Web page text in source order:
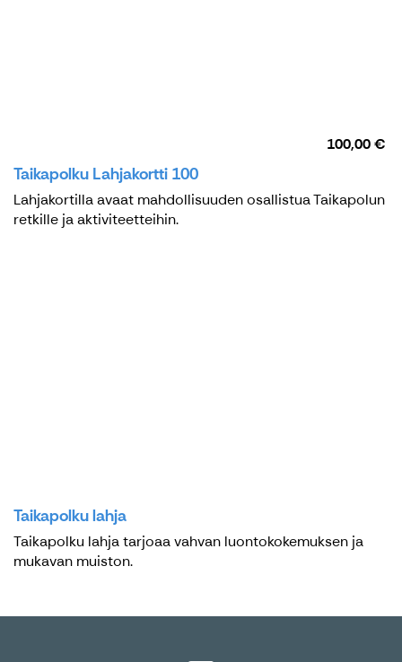
100,00 €
Taikapolku Lahjakortti 100
Lahjakortilla avaat mahdollisuuden osallistua Taikapolun
retkille ja aktiviteetteihin.
Taikapolku lahja
Taikapolku lahja tarjoaa vahvan luontokokemuksen ja
mukavan muiston.